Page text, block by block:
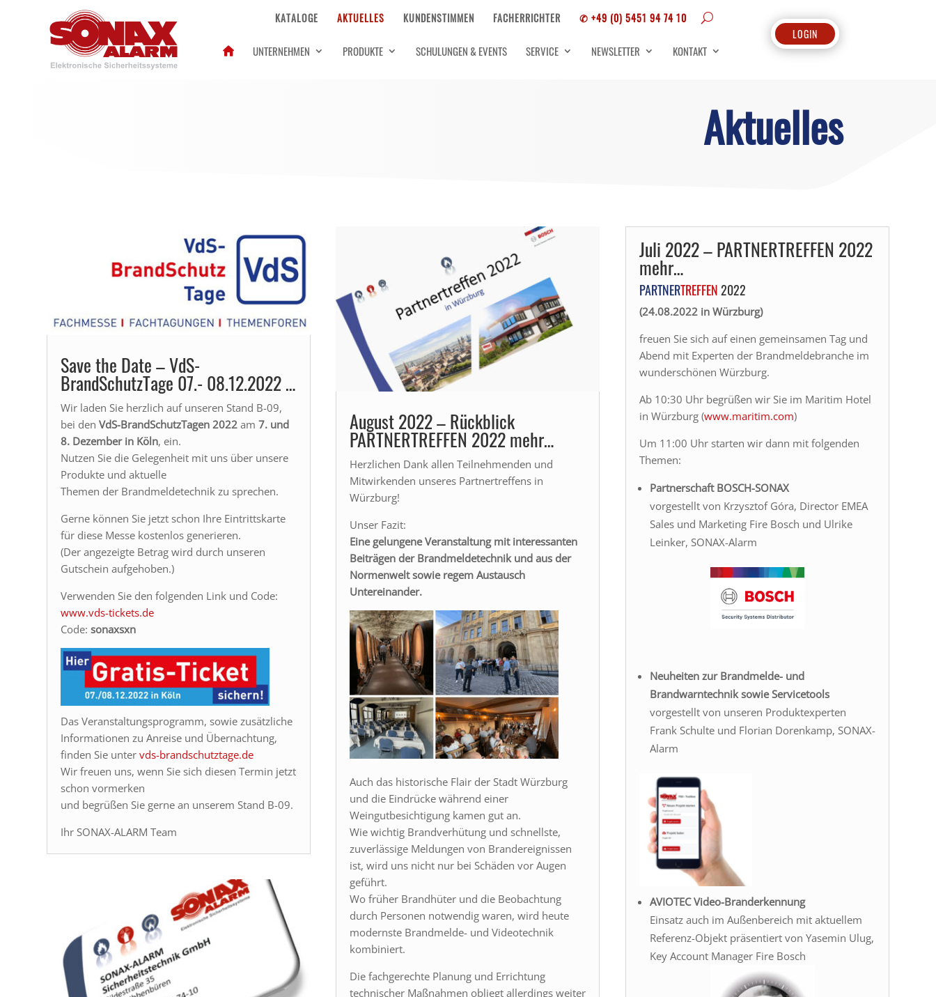
KATALOGE AKTUELLES KUNDENSTIMMEN FACHERRICHTER ✆ +49 (0) 5451 94 74 10
UNTERNEHMEN PRODUKTE SCHULUNGEN & EVENTS SERVICE NEWSLETTER KONTAKT
LOGIN
Aktuelles
Save the Date – VdS-
BrandSchutzTage 07.- 08.12.2022 …
Wir laden Sie herzlich auf unseren Stand B-09,
bei denVdS-BrandSchutzTagen 2022 am7. und
8. Dezember in Köln, ein.
Nutzen Sie die Gelegenheit mit uns über unsere
Produkte und aktuelle
Themen der Brandmeldetechnik zu sprechen.
Gerne können Sie jetzt schon Ihre Eintrittskarte
für diese Messe kostenlos generieren.
(Der angezeigte Betrag wird durch unseren
Gutschein aufgehoben.)
Verwenden Sie den folgenden Link und Code:
www.vds-tickets.de
Code:sonaxsxn
Das Veranstaltungsprogramm, sowie zusätzliche
Informationen zu Anreise und Übernachtung,
finden Sie untervds-brandschutztage.de
Wir freuen uns, wenn Sie sich diesen Termin jetzt
schon vormerken
und begrüßen Sie gerne an unserem Stand B-09.
Ihr SONAX-ALARM Team
August 2022 – Rückblick
PARTNERTREFFEN 2022 mehr…
Herzlichen Dank allen Teilnehmenden und
Mitwirkenden unseres Partnertreffens in
Würzburg!
Unser Fazit:
Eine gelungene Veranstaltung mit interessanten
Beiträgen der Brandmeldetechnik und aus der
Normenwelt sowie regem Austausch
Untereinander.
Auch das historische Flair der Stadt Würzburg
und die Eindrücke während einer
Weingutbesichtigung kamen gut an.
Wie wichtig Brandverhütung und schnellste,
zuverlässige Meldungen von Brandereignissen
ist, wird uns nicht nur bei Schäden vor Augen
geführt.
Wo früher Brandhüter und die Beobachtung
durch Personen notwendig waren, wird heute
modernste Brandmelde- und Videotechnik
kombiniert.
Die fachgerechte Planung und Errichtung
technischer Maßnahmen obliegt allerdings weiter
Juli 2022 – PARTNERTREFFEN 2022
mehr…
PARTNERTREFFEN2022
(24.08.2022 in Würzburg)
freuen Sie sich auf einen gemeinsamen Tag und
Abend mit Experten der Brandmeldebranche im
wunderschönen Würzburg.
Ab 10:30 Uhr begrüßen wir Sie im Maritim Hotel
in Würzburg (www.maritim.com)
Um 11:00 Uhr starten wir dann mit folgenden
Themen:
Partnerschaft BOSCH-SONAX
vorgestellt von Krzysztof Góra, Director EMEA
Sales und Marketing Fire Bosch und Ulrike
Leinker, SONAX-Alarm
Neuheiten zur Brandmelde- und
Brandwarntechnik sowie Servicetools
vorgestellt von unseren Produktexperten
Frank Schulte und Florian Dorenkamp, SONAX-
Alarm
AVIOTEC Video-Branderkennung
Einsatz auch im Außenbereich mit aktuellem
Referenz-Objekt präsentiert von Yasemin Ulug,
Key Account Manager Fire Bosch